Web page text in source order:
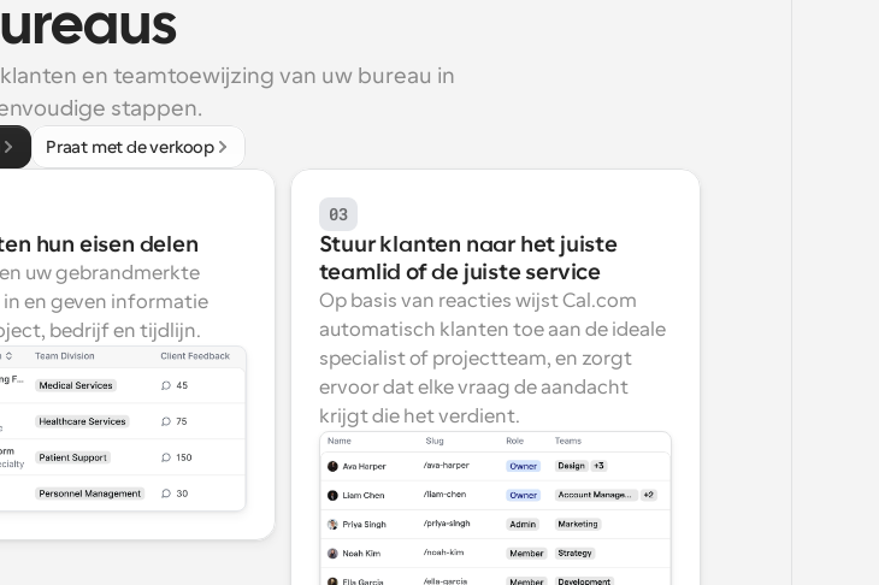
en teamtoewijzing van uw bureau in
stappen.
Praat met de verkoop
hun eisen delen
uw gebrandmerkte
en geven informatie
bedrijf en tijdlijn.
03
Stuur klanten naar het juiste
teamlid of de juiste service
Op basis van reacties wijst Cal.com
automatisch klanten toe aan de ideale
specialist of projectteam, en zorgt
ervoor dat elke vraag de aandacht
krijgt die het verdient.